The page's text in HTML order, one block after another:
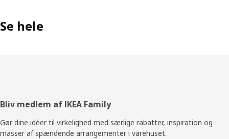
Se hele
Footer
Bliv medlem af IKEA Family
Gør dine idéer til virkelighed med særlige rabatter, inspiration og
masser af spændende arrangementer i varehuset.